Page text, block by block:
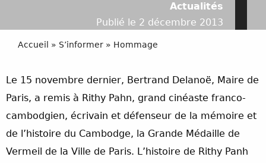
Actualités
Publié le 2 décembre 2013
Accueil » S’informer » Hommage
Le 15 novembre dernier, Bertrand Delanoë, Maire de
Paris, a remis à Rithy Pahn, grand cinéaste franco-
cambodgien, écrivain et défenseur de la mémoire et
de l’histoire du Cambodge, la Grande Médaille de
Vermeil de la Ville de Paris. L’histoire de Rithy Panh